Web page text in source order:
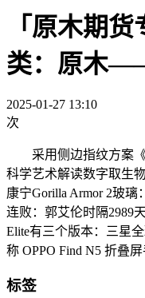
「原木期
类：原木
2025-01-27 13:10
次
采用侧边指纹方案《
科学艺术解读数字取生
康宁Gorilla Armor 2玻
连败：郭艾伦时隔2989
Elite有三个版本：三星
称 OPPO Find N5 折叠
标签